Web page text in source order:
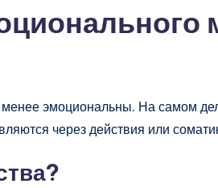
эмоциональны. На самом
через действия или